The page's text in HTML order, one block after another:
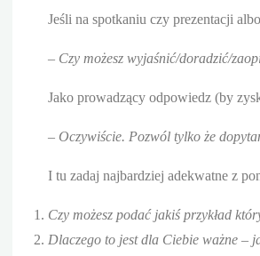
Jeśli na spotkaniu czy prezentacji
– Czy możesz wyjaśnić/doradzić/
Jako prowadzący odpowiedz (by
– Oczywiście. Pozwól tylko że
I tu zadaj najbardziej adekwatne z
Czy możesz podać jakiś przykład
Dlaczego to jest dla Ciebie ważne –